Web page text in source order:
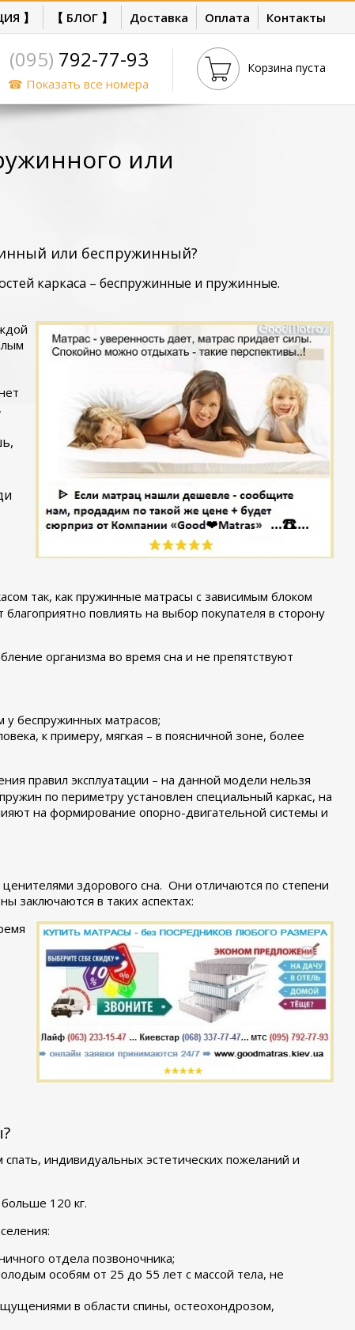
】 【 БЛОГ 】 Доставка Оплата Контакты
Корзина пуста
(095) 792-77-93
☎ Показать все номера
или
или беспружинный?
каркаса – беспружинные и пружинные.
так, как пружинные матрасы с зависимым блоком
повлиять на выбор покупателя в сторону
организма во время сна и не препятствуют
у беспружинных матрасов;
к примеру, мягкая – в поясничной зоне, более
правил эксплуатации – на данной модели нельзя
по периметру установлен специальный каркас, на
на формирование опорно-двигательной системы и
здорового сна. Они отличаются по степени
заключаются в таких аспектах:
индивидуальных эстетических пожеланий и
120 кг.
отдела позвоночника;
особям от 25 до 55 лет с массой тела, не
в области спины, остеохондрозом,